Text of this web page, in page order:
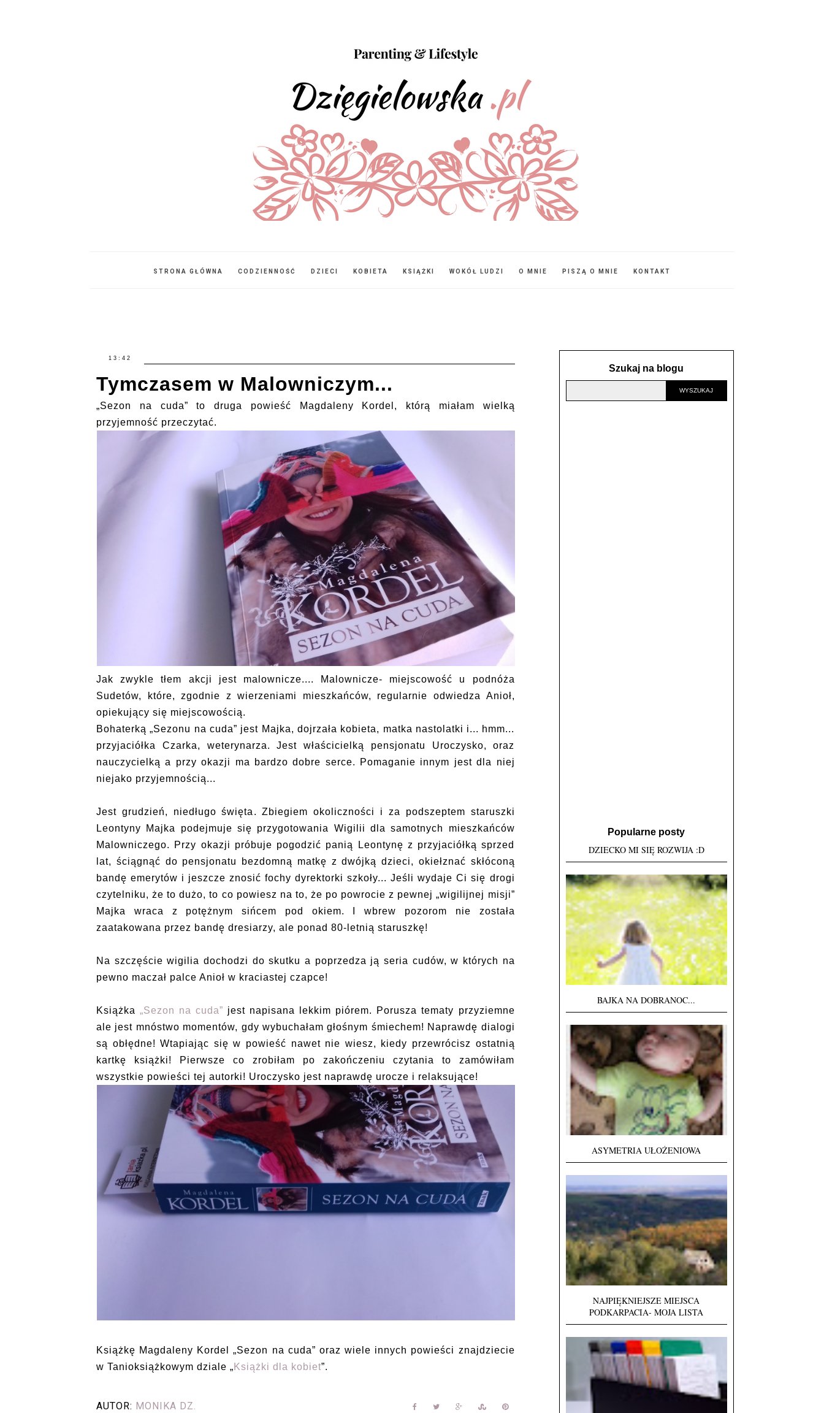
STRONA GŁÓWNA CODZIENNOŚĆ DZIECI KOBIETA KSIĄŻKI WOKÓŁ LUDZI O MNIE PISZĄ O MNIE KONTAKT
13:42
Tymczasem w Malowniczym...
„Sezon na cuda” to druga powieść Magdaleny Kordel, którą miałam wielką
przyjemność przeczytać.
Jak zwykle tłem akcji jest malownicze.... Malownicze- miejscowość u podnóża
Sudetów, które, zgodnie z wierzeniami mieszkańców, regularnie odwiedza Anioł,
opiekujący się miejscowością.
Bohaterką „Sezonu na cuda” jest Majka, dojrzała kobieta, matka nastolatki i... hmm...
przyjaciółka Czarka, weterynarza. Jest właścicielką pensjonatu Uroczysko, oraz
nauczycielką a przy okazji ma bardzo dobre serce. Pomaganie innym jest dla niej
niejako przyjemnością...
Jest grudzień, niedługo święta. Zbiegiem okoliczności i za podszeptem staruszki
Leontyny Majka podejmuje się przygotowania Wigilii dla samotnych mieszkańców
Malowniczego. Przy okazji próbuje pogodzić panią Leontynę z przyjaciółką sprzed
lat, ściągnąć do pensjonatu bezdomną matkę z dwójką dzieci, okiełznać skłóconą
bandę emerytów i jeszcze znosić fochy dyrektorki szkoły... Jeśli wydaje Ci się drogi
czytelniku, że to dużo, to co powiesz na to, że po powrocie z pewnej „wigilijnej misji”
Majka wraca z potężnym sińcem pod okiem. I wbrew pozorom nie została
zaatakowana przez bandę dresiarzy, ale ponad 80-letnią staruszkę!
Na szczęście wigilia dochodzi do skutku a poprzedza ją seria cudów, w których na
pewno maczał palce Anioł w kraciastej czapce!
Książka„Sezon na cuda” jest napisana lekkim piórem. Porusza tematy przyziemne
ale jest mnóstwo momentów, gdy wybuchałam głośnym śmiechem! Naprawdę dialogi
są obłędne! Wtapiając się w powieść nawet nie wiesz, kiedy przewrócisz ostatnią
kartkę książki! Pierwsze co zrobiłam po zakończeniu czytania to zamówiłam
wszystkie powieści tej autorki! Uroczysko jest naprawdę urocze i relaksujące!
Książkę Magdaleny Kordel „Sezon na cuda” oraz wiele innych powieści znajdziecie
w Tanioksiążkowym dziale „ Książki dla kobiet”.
AUTOR: MONIKA DZ.
Szukaj na blogu
Popularne posty
DZIECKO MI SIĘ ROZWIJA :D
BAJKA NA DOBRANOC...
ASYMETRIA UŁOŻENIOWA
NAJPIĘKNIEJSZE MIEJSCA
PODKARPACIA- MOJA LISTA